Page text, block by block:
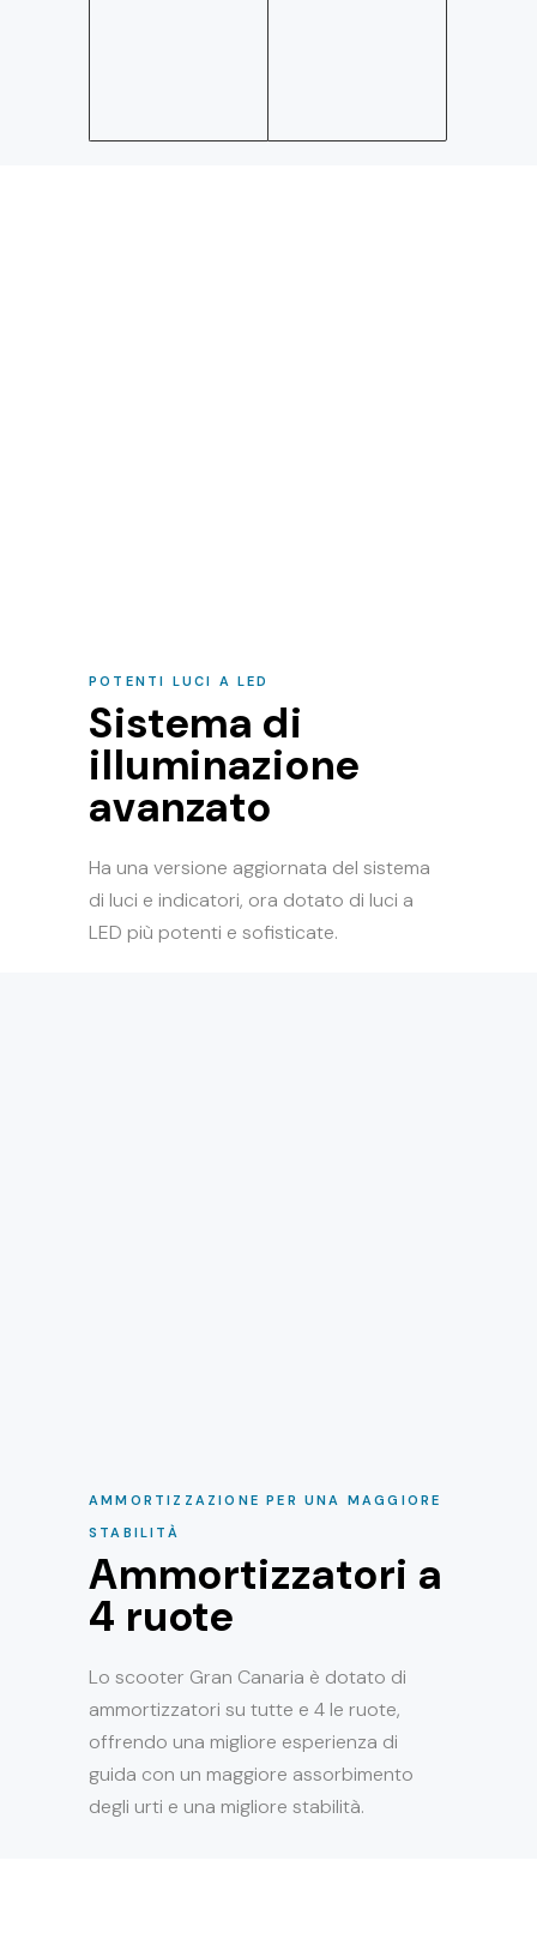
POTENTI LUCI A LED
Sistema di
illuminazione
avanzato
Ha una versione aggiornata del sistema
di luci e indicatori, ora dotato di luci a
LED più potenti e sofisticate.
AMMORTIZZAZIONE PER UNA MAGGIORE
STABILITÀ
Ammortizzatori a
4 ruote
Lo scooter Gran Canaria è dotato di
ammortizzatori su tutte e 4 le ruote,
offrendo una migliore esperienza di
guida con un maggiore assorbimento
degli urti e una migliore stabilità.